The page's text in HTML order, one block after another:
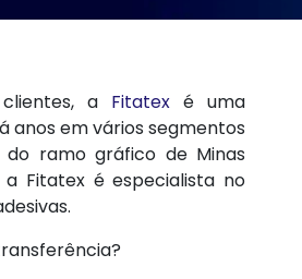
a Fitatexé uma
anos em vários segmentos
do ramo gráfico de Minas
Fitatex é especialista no